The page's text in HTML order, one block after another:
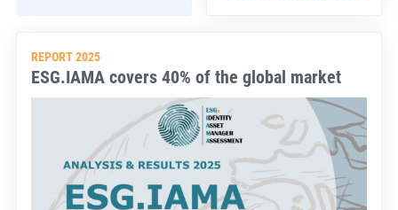
REPORT 2025
ESG.IAMA covers 40% of the global market